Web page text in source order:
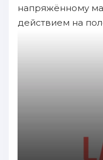
напряжённому
действием на